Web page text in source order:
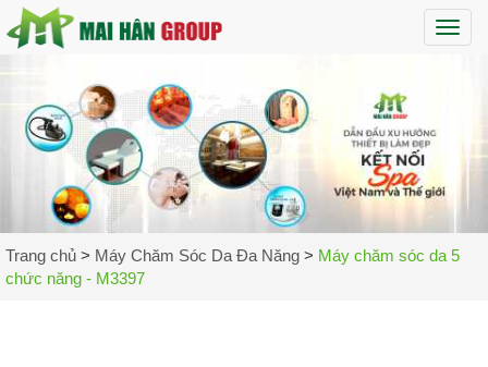
Trang chủ > Máy Chăm Sóc Da Đa Năng > Máy chăm sóc da 5
chức năng - M3397